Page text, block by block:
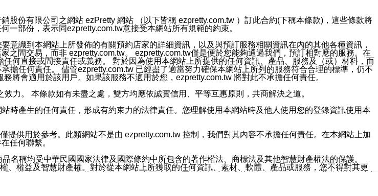
務之資料或電子郵件供您參考。您能依照該資料或電子郵件所指示之方法、說明或功能連結，隨時
仍可接收到通知型訊息。
息皆不會被傳送。滿足以下三個條件者，將可收到通知型訊息。
通知型訊息。
份有限公司之網站 ezPretty 網站 （以下皆稱 ezpretty.com.tw ）訂此合約(下稱本條款)，這些條款將
部份，表示同ezpretty.com.tw意接受本網站所有規範的約束。
意識到本網站上所發佈的有關預約店家的詳細資訊，以及與預訂服務相關資訊在內的其他各種資訊，
間交易，而非 ezpretty.com.tw。 ezpretty.com.tw僅是便於您能夠通過我們，預訂相對應的服務。在
何直接或間接責任或義務。 對於因為使用本網站上所提供的任何資訊、產品、服務及（或）材料，而
擔任何責任。 儘管ezpretty.com.tw 已經盡了適當努力確保本網站上所列的服務符合合理的標準，仍不
將會適用於該用戶。如果該服務不適用於您，ezpretty.com.tw 將對此不承擔任何責任。
力。 本條款如有未盡之處，雙方均應依誠實信用、平等互惠原則，共商解決之道。
時產生的任何責任，形成有約束力的法律責任。您理解使用本網站時及他人使用您的登錄資訊使用本
供用於參考。此類網站不是由 ezpretty.com.tw 控制，我們對其內容不承擔任何責任。在本網站上加
任何聯繫。
稱均受中華民國國家法律及國際條約中所包含的著作權法、商標法及其他智慧財產權法的保護。
權益及智慧財產權。對於從本網站上所獲取的任何資訊、素材、軟體、產品或服務，您不得對其更